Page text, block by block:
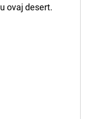
ovaj desert.